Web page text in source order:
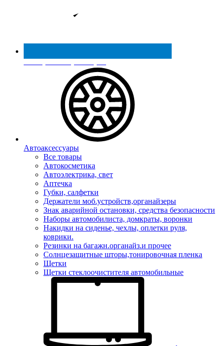
Реестр МинПромТорга
Автоаксессуары
Все товары
Автокосметика
Автоэлектрика, свет
Аптечка
Губки, салфетки
Держатели моб.устройств,органайзеры
Знак аварийной остановки, средства безопасности
Наборы автомобилиста, домкраты, воронки
Накидки на сиденье, чехлы, оплетки руля,
коврики.
Резинки на багажн.органайз.и прочее
Солнцезащитные шторы,тонировочная пленка
Щетки
Щетки стеклоочистителя автомобильные